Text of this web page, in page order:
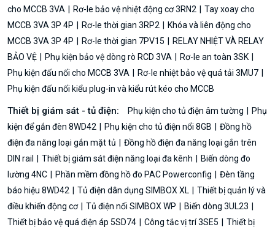
cho MCCB 3VA
Rơ-le bảo vệ nhiệt động cơ 3RN2
Tay xoay cho
MCCB 3VA 3P 4P
Rơ-le thời gian 3RP2
Khóa và liên động cho
MCCB 3VA 3P 4P
Rơ-le thời gian 7PV15
RELAY NHIỆT VÀ RELAY
BẢO VỆ
Phụ kiện bảo vệ dòng rò RCD 3VA
Rơ-le an toàn 3SK
Phụ kiện đấu nối cho MCCB 3VA
Rơ-le nhiệt bảo vệ quá tải 3MU7
Phụ kiện đấu nối kiểu plug-in và kiểu rút kéo cho MCCB
Thiết bị giám sát - tủ điện: Phụ kiện cho tủ điện âm tường
Phụ
kiện để gắn đèn 8WD42
Phụ kiện cho tủ điện nổi 8GB
Đồng hồ
điện đa năng loại gắn mặt tủ
Đồng hồ điện đa năng loại gắn trên
DIN rail
Thiết bị giám sát điện năng loại đa kênh
Biến dòng đo
lường 4NC
Phần mềm đồng hồ đo PAC Powerconfig
Đèn tầng
báo hiệu 8WD42
Tủ điện dân dụng SIMBOX XL
Thiết bị quản lý và
điều khiển động cơ
Tủ điện nổi SIMBOX WP
Biến dòng 3UL23
Thiết bị bảo vệ quá điện áp 5SD74
Công tắc vị trí 3SE5 Thiết bị